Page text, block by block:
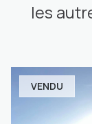
les
VENDU